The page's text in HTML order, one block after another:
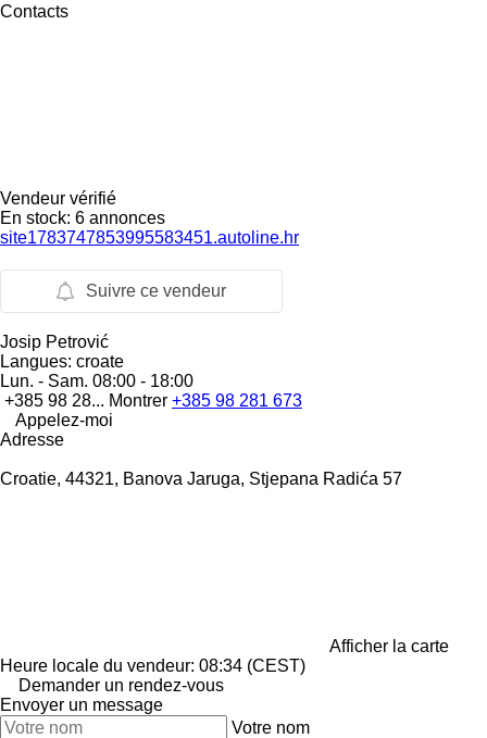
Contacts
Vendeur vérifié
En stock: 6 annonces
site1783747853995583451.autoline.hr
Suivre ce vendeur
Josip Petrović
Langues: croate
Lun. - Sam. 08:00 - 18:00
+385 98 28... Montrer +385 98 281 673
Appelez-moi
Adresse
Croatie, 44321, Banova Jaruga, Stjepana Radića 57
Afficher la carte
Heure locale du vendeur: 08:34 (CEST)
Demander un rendez-vous
Envoyer un message
Votre nom